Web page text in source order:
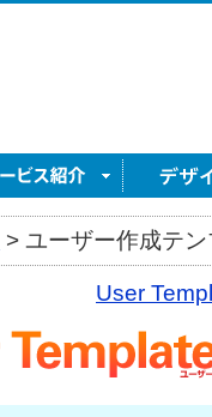
> ユーザー作成テ
User